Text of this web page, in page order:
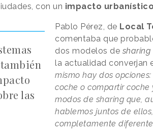
con un impacto
las
Pablo Pérez, de Local
comentaba que
dos modelos de sharing
la actualidad converjan
mismo hay dos
coche o compartir coche
modos de sharing que,
hablemos juntos de
completamente